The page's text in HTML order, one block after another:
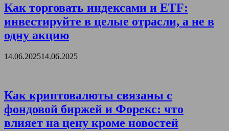
Как торговать индексами и ETF:
инвестируйте в целые отрасли, а не в
одну акцию
14.06.202514.06.2025
Как криптовалюты связаны с
фондовой биржей и Форекс: что
влияет на цену кроме новостей